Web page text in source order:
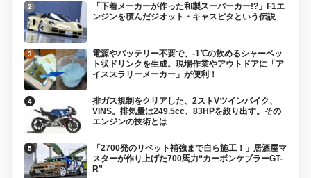
「下着メーカーが作った和製スーパーカー!?」F1エ
ンジンを積んだジオット・キャスピタという伝説
電源やバッテリー不要で、-1℃の飲めるシャーベッ
ト状ドリンクを生成。現場作業やアウトドアに「ア
イススラリーメーカー」が便利！
排ガス規制をクリアした、2ストVツインバイク、
VINS。排気量は249.5cc、83HPを絞り出す。その
エンジンの技術とは
「2700発のリベット補強まで自ら施工！」居酒屋マ
スターが作り上げた700馬力“カーボンケブラーGT-
R”